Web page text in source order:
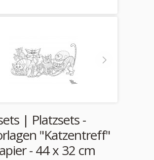
| Platzsets -
"Katzentreff"
- 44 x 32 cm